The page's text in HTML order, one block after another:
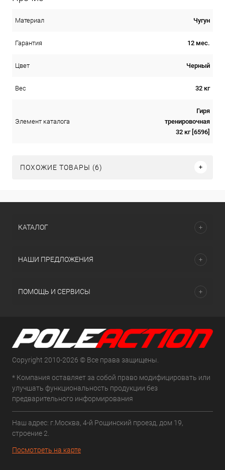
Материал Чугун
Гарантия 12 мес.
Цвет Черный
Вес 32 кг
Элемент каталога
Гиря
тренировочная
32 кг [6596]
ПОХОЖИЕ ТОВАРЫ (6)
КАТАЛОГ
НАШИ ПРЕДЛОЖЕНИЯ
ПОМОЩЬ И СЕРВИСЫ
Copyright 2010-2026 © Все права защищены.
* Компания оставляет за собой право модифицировать или
улучшать функциональность продукции без
предварительного информирования
Наш адрес: г.Москва, 4-й Рощинский проезд, дом 19,
строение 2.
Посмотреть на карте